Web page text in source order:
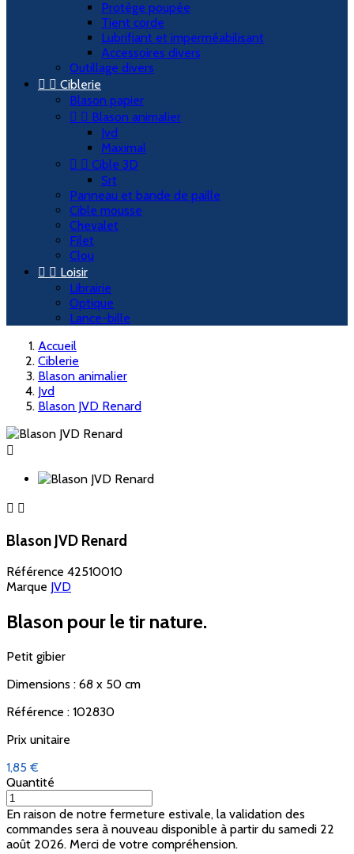
Protège poupée
Tient corde
Lubrifiant et imperméabilisant
Accessoires divers
Outillage divers
  Ciblerie
Blason papier
  Blason animalier
Jvd
Maximal
  Cible 3D
Srt
Panneau et bande de paille
Cible mousse
Chevalet
Filet
Clou
  Loisir
Librairie
Optique
Lance-bille
Accueil
Ciblerie
Blason animalier
Jvd
Blason JVD Renard

 
Blason JVD Renard
Référence 42510010
Marque JVD
Blason pour le tir nature.
Petit gibier
Dimensions : 68 x 50 cm
Référence : 102830
Prix unitaire
1,85 €
Quantité
En raison de notre fermeture estivale, la validation des
commandes sera à nouveau disponible à partir du samedi 22
août 2026. Merci de votre compréhension.